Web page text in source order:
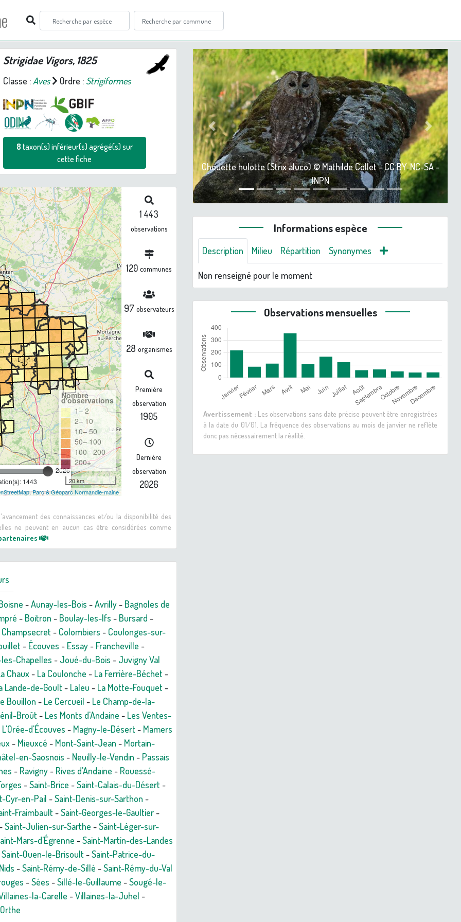
Strigidae Vigors, 1825
Classe :Aves Ordre : Strigiformes
8 taxon(s) inférieur(s) agrégé(s) sur
cette fiche
2026
1443
Nombre
d'observations
1– 2
2– 10
10– 50
50– 100
100– 200
200+
20 km
,Parc & Géoparc Normandie-maine
1 443
observations
120 communes
97 observateurs
28 organismes
Première
observation
1905
Dernière
observation
2026
des connaissances et/ou la disponibilité des
ne peuvent en aucun cas être considérées comme
-Aunay-les-Bois -Avrilly- Bagnoles de
- Boitron - Boulay-les-Ifs - Bursard -
Champsecret- Colombiers - Coulonges-sur-
- Écouves - Essay- Francheville -
Chapelles - Joué-du-Bois - Juvigny Val
Chaux - La Coulonche - La Ferrière-Béchet-
Lande-de-Goult- Laleu - La Motte-Fouquet-
Bouillon - Le Cercueil - Le Champ-de-la-
Broût- Les Monts d'Andaine - Les Ventes-
L'Orée-d'Écouves - Magny-le-Désert- Mamers
- Mieuxcé - Mont-Saint-Jean - Mortain-
en-Saosnois - Neuilly-le-Vendin - Passais
- Ravigny- Rives d'Andaine - Rouessé-
-Saint-Brice -Saint-Calais-du-Désert-
Cyr-en-Pail -Saint-Denis-sur-Sarthon -
Fraimbault-Saint-Georges-le-Gaultier-
Saint-Julien-sur-Sarthe -Saint-Léger-sur-
Mars-d'Égrenne -Saint-Martin-des-Landes
Saint-Ouen-le-Brisoult-Saint-Patrice-du-
-Saint-Rémy-de-Sillé -Saint-Rémy-du-Val
-Sées -Sillé-le-Guillaume -Sougé-le-
la-Carelle -Villaines-la-Juhel -
Chouette hulotte (Strix aluco) © Mathilde Collet - CC BY-NC-SA -
INPN
Previous Next
Informations espèce
Description Milieu Répartition Synonymes
Non renseigné pour le moment
Observations mensuelles
Avertissement :Les observations sans date précise peuvent être enregistrées
à la date du 01/01. La fréquence des observations au mois de janvier ne reflète
donc pas nécessairement la réalité.